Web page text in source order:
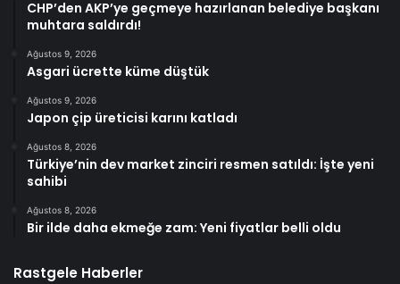
CHP’den AKP’ye geçmeye hazırlanan belediye başkanı
muhtara saldırdı!
Ağustos 9, 2026
Asgari ücrette küme düştük
Ağustos 9, 2026
Japon çip üreticisi karını katladı
Ağustos 8, 2026
Türkiye’nin dev market zinciri resmen satıldı: İşte yeni
sahibi
Ağustos 8, 2026
Bir ilde daha ekmeğe zam: Yeni fiyatlar belli oldu
Rastgele Haberler